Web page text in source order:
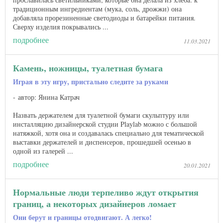
традиционным ингредиентам (мука, соль, дрожжи) она
добавляла прорезиненные светодиоды и батарейки питания.
Сверху изделия покрывались ...
подробнее 11.03.2021
Камень, ножницы, туалетная бумага
Играя в эту игру, пристально следите за руками
автор: Янина Катрач
Назвать держателем для туалетной бумаги скульптуру или
инсталляцию дизайнерской студии Playlab можно с большой
натяжкой, хотя она и создавалась специально для тематической
выставки держателей и диспенсеров, прошедшей осенью в
одной из галерей ...
подробнее 20.01.2021
Нормальные люди терпеливо ждут открытия
границ, а некоторых дизайнеров ломает
Они берут и границы отодвигают. А легко!